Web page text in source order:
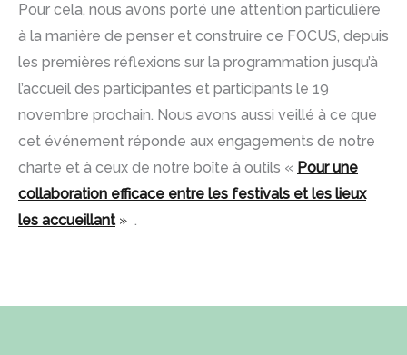
Pour cela, nous avons porté une attention particulière
à la manière de penser et construire ce FOCUS, depuis
les premières réflexions sur la programmation jusqu’à
l’accueil des participantes et participants le 19
novembre prochain. Nous avons aussi veillé à ce que
cet événement réponde aux engagements de notre
charte et à ceux de notre boîte à outils « Pour une
collaboration efficace entre les festivals et les lieux
les accueillant » .